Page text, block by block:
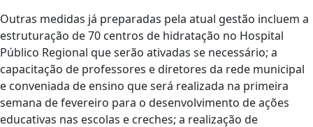
Outras medidas já preparadas pela atual gestão incluem a
estruturação de 70 centros de hidratação no Hospital
Público Regional que serão ativadas se necessário; a
capacitação de professores e diretores da rede municipal
e conveniada de ensino que será realizada na primeira
semana de fevereiro para o desenvolvimento de ações
educativas nas escolas e creches; a realização de